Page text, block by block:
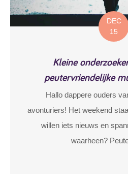
DEC
15
Kleine
peutervriendelijke
Hallo dappere ouders
avonturiers! Het weekend
willen iets nieuws en
waarheen?